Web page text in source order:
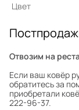
Цвет
Отвозим на
Если ваш ковёр
обратитесь за
приобретали
222-96-37.